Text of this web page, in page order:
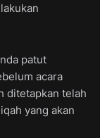
patut
acara
ditetapkan telah
yang akan